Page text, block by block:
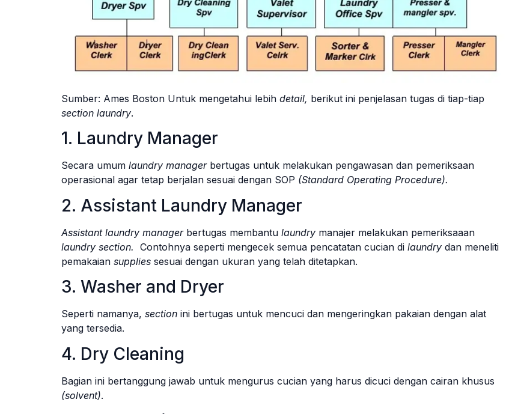
Sumber: Ames Boston Untuk mengetahui lebih detail, berikut ini penjelasan tugas di tiap-tiap
section laundry.
1. Laundry Manager
Secara umum laundry manager bertugas untuk melakukan pengawasan dan pemeriksaan
operasional agar tetap berjalan sesuai dengan SOP (Standard Operating Procedure).
2. Assistant Laundry Manager
Assistant laundry manager bertugas membantu laundry manajer melakukan pemeriksaaan
laundry section. Contohnya seperti mengecek semua pencatatan cucian di laundry dan meneliti
pemakaian supplies sesuai dengan ukuran yang telah ditetapkan.
3. Washer and Dryer
Seperti namanya, section ini bertugas untuk mencuci dan mengeringkan pakaian dengan alat
yang tersedia.
4. Dry Cleaning
Bagian ini bertanggung jawab untuk mengurus cucian yang harus dicuci dengan cairan khusus
(solvent).